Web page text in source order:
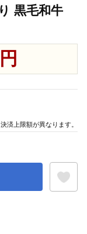
黒毛和牛
済上限額が異なります。